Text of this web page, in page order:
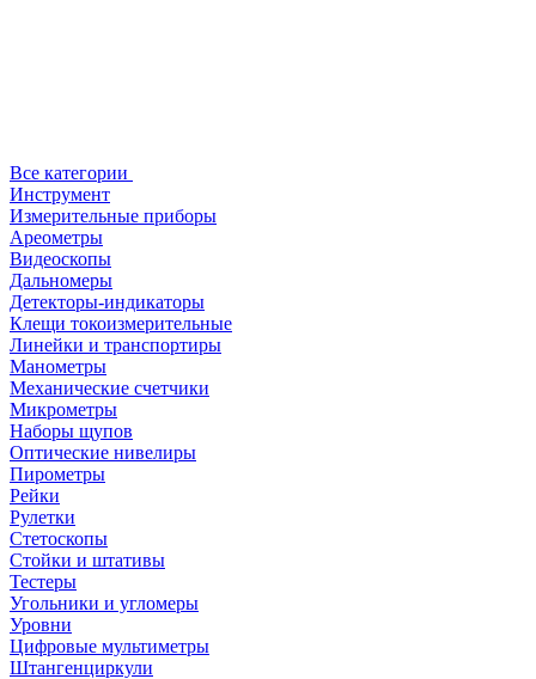
Все категории
Инструмент
Измерительные приборы
Ареометры
Видеоскопы
Дальномеры
Детекторы-индикаторы
Клещи токоизмерительные
Линейки и транспортиры
Манометры
Механические счетчики
Микрометры
Наборы щупов
Оптические нивелиры
Пирометры
Рейки
Рулетки
Стетоскопы
Стойки и штативы
Тестеры
Угольники и угломеры
Уровни
Цифровые мультиметры
Штангенциркули